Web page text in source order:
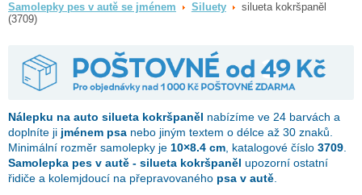
Samolepky pes v autě se jménem Siluety
silueta kokršpaněl
(3709)
Nálepku na auto silueta kokršpaněl nabízíme ve 24 barvách a
doplníte ji jménem psa nebo jiným textem o délce až 30 znaků.
Minimální rozměr samolepky je 10×8.4 cm , katalogové číslo 3709
Samolepka pes v autě - silueta kokršpaněl upozorní ostatní
řidiče a kolemjdoucí na přepravovaného psa v autě